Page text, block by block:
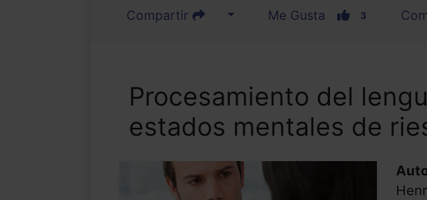
Compartir Me Gusta 3
Procesamiento del
estados mentales de